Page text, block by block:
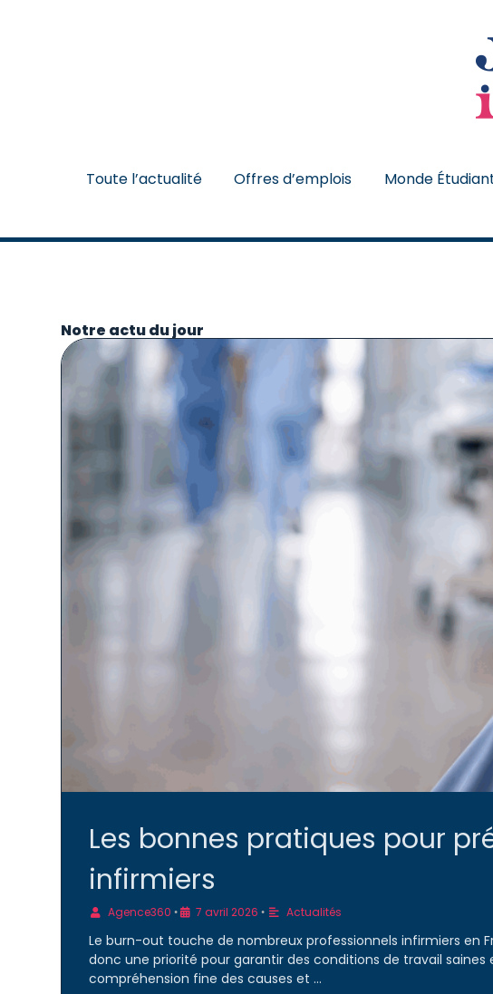
Toute l’actualité Offres d’emplois Monde
Notre actu du jour
Les bonnes pratiques pour
infirmiers
Agence360 • 7 avril 2026 • Actualités
Le burn-out touche de nombreux professionnels infirmiers
donc une priorité pour garantir des conditions de travail
compréhension fine des causes et …